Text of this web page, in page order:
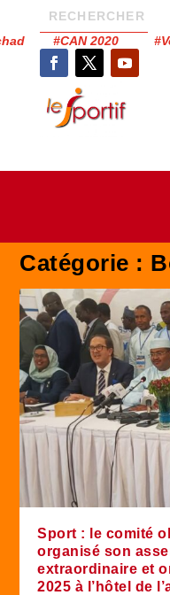
#CAN 2020
Catégorie :
Sport : le comité
organisé son
extraordinaire et
2025 à l’hôtel de